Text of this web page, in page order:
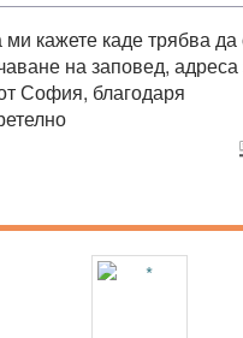
кажете каде трябва да
на заповед,
София, благодаря